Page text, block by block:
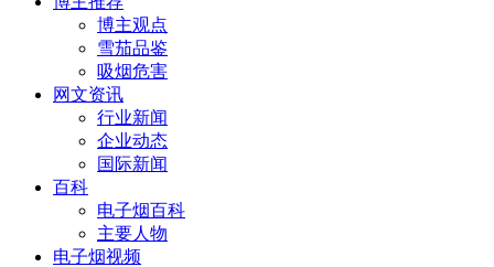
博主观点
雪茄品鉴
吸烟危害
网文资讯
行业新闻
企业动态
国际新闻
百科
电子烟百科
主要人物
电子烟视频